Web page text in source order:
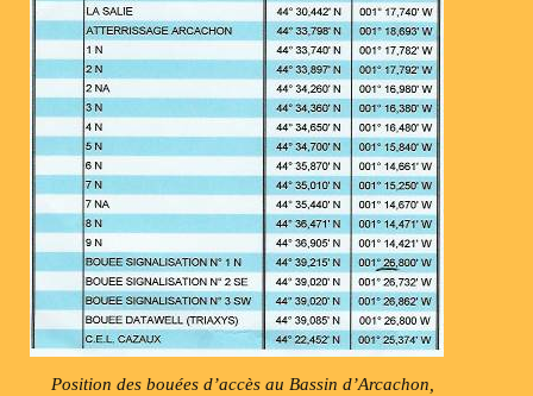
Position des bouées d’accès au Bassin d’Arcachon,